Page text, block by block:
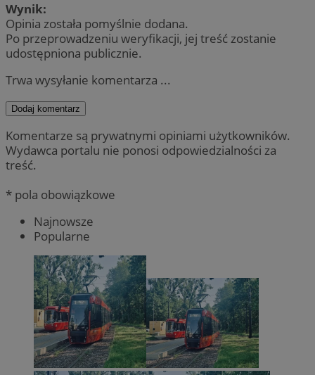
Wynik:
Opinia została pomyślnie dodana.
Po przeprowadzeniu weryfikacji, jej treść zostanie
udostępniona publicznie.
Trwa wysyłanie komentarza ...
Dodaj komentarz
Komentarze są prywatnymi opiniami użytkowników.
Wydawca portalu nie ponosi odpowiedzialności za
treść.
* pola obowiązkowe
Najnowsze
Popularne